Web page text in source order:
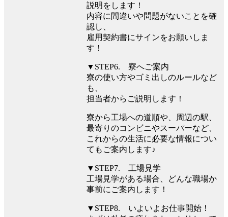
説明をします！
内容に間違いや問題がないことを確
認し、
雇用契約書にサインをお願いしま
す！
▼STEP6. 寮へご案内
寮の使い方やゴミ出しのルールなど
も、
担当者からご説明します！
寮から工場への道順や、周辺の駅、
最寄りのコンビニやスーパーなど、
これからの生活に必要な情報につい
てもご案内します♪
▼STEP7. 工場見学
工場見学がある場合、どんな職場か
事前にご案内します！
▼STEP8. いよいよお仕事開始！